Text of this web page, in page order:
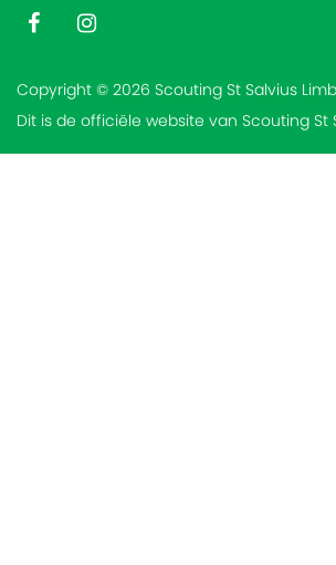
Copyright © 2026 Scouting St Salvius
Dit is de officiële website van Scouting St